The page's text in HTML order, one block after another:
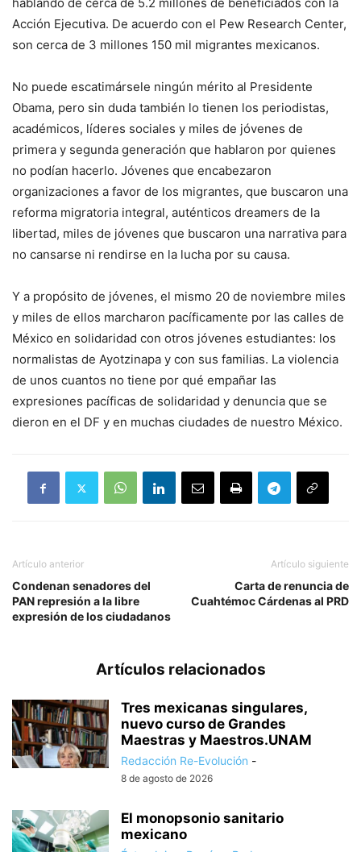
Acción Ejecutiva. De acuerdo con el Pew Research Center,
son cerca de 3 millones 150 mil migrantes mexicanos.
No puede escatimársele ningún mérito al Presidente
Obama, pero sin duda también lo tienen los periodistas,
académicos, líderes sociales y miles de jóvenes de
primera y segunda generación que hablaron por quienes
no podían hacerlo. Jóvenes que encabezaron
organizaciones a favor de los migrantes, que buscaron una
reforma migratoria integral, auténticos dreamers de la
libertad, miles de jóvenes que buscaron una narrativa para
no cansarse ni rendirse en la lucha por su causa.
Y a propósito de jóvenes, el mismo 20 de noviembre miles
y miles de ellos marcharon pacíficamente por las calles de
México en solidaridad con otros jóvenes estudiantes: los
normalistas de Ayotzinapa y con sus familias. La violencia
de unos cuantos no tiene por qué empañar las
expresiones pacíficas de solidaridad y denuncia que se
dieron en el DF y en muchas ciudades de nuestro México.
Artículo anterior
Condenan senadores del
PAN represión a la libre
expresión de los ciudadanos
Artículo siguiente
Carta de renuncia de
Cuahtémoc Cárdenas al PRD
Artículos relacionados
Tres mexicanas singulares,
nuevo curso de Grandes
Maestras y Maestros.UNAM
Redacción Re-Evolución -
8 de agosto de 2026
El monopsonio sanitario
mexicano